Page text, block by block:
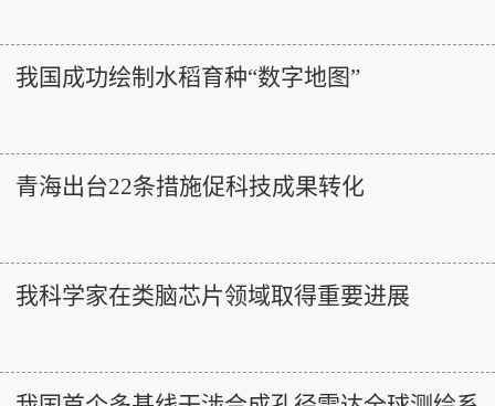
我国成功绘制水稻育种“数字地图”
青海出台22条措施促科技成果转化
我科学家在类脑芯片领域取得重要进展